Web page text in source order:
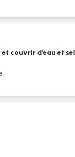
couvrir d'eau et sel